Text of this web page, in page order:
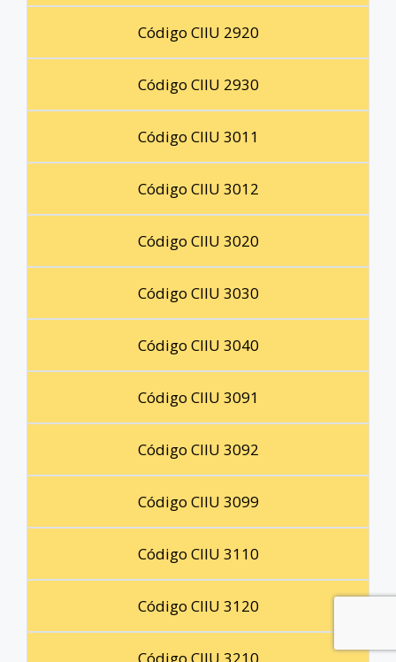
Código CIIU 2920
Código CIIU 2930
Código CIIU 3011
Código CIIU 3012
Código CIIU 3020
Código CIIU 3030
Código CIIU 3040
Código CIIU 3091
Código CIIU 3092
Código CIIU 3099
Código CIIU 3110
Código CIIU 3120
Código CIIU 3210